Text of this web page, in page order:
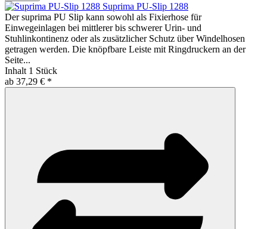
Suprima PU-Slip 1288
Der suprima PU Slip kann sowohl als Fixierhose für
Einwegeinlagen bei mittlerer bis schwerer Urin- und
Stuhlinkontinenz oder als zusätzlicher Schutz über Windelhosen
getragen werden. Die knöpfbare Leiste mit Ringdruckern an der
Seite...
Inhalt 1 Stück
ab 37,29 € *